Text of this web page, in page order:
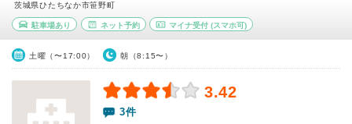
茨城県ひたちなか市笹野町
駐車場あり ネット予約 マイナ受付 (スマホ可)
土曜（〜17:00） 朝（8:15〜）
3.42
3件